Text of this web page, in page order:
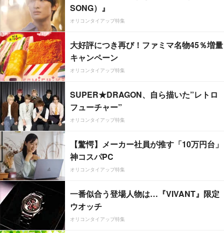
SONG）』
オリコンタイアップ特集
大好評につき再び！ファミマ名物45％増量
キャンペーン
オリコンタイアップ特集
SUPER★DRAGON、自ら描いた”レトロ
フューチャー”
オリコンタイアップ特集
【驚愕】メーカー社員が推す「10万円台」
神コスパPC
オリコンタイアップ特集
一番似合う登場人物は…『VIVANT』限定
ウオッチ
オリコンタイアップ特集